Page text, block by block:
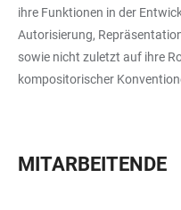
ihre Funktionen in der
Autorisierung,
sowie nicht zuletzt auf ihre
kompositorischer
MITARBEITENDE